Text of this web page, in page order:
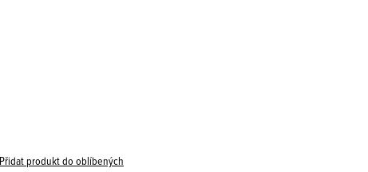
Přidat produkt do oblíbených